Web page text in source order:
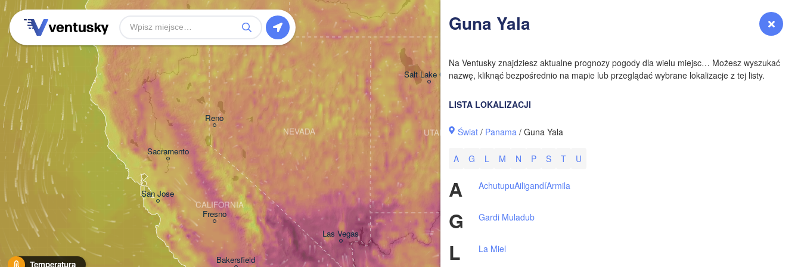
Prognoza
Guna Yala
Na Ventusky znajdziesz aktualne prognozy pogody dla wielu miejsc… Możesz wyszukać
nazwę, kliknąć bezpośrednio na mapie lub przeglądać wybrane lokalizacje z tej listy.
LISTA LOKALIZACJI
Świat / Panama / Guna Yala
A G L M N P S T U
A AchutupuAiligandíArmila
G Gardi Muladub
L La Miel
Temperatura
San Jose
Las Vegas
Fresno
Reno
Bakersfield
Sacramento
CALIFORNIA
NEVADA
Salt Lake City
UTAH